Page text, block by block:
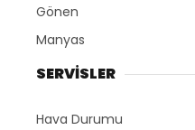
Gönen
Manyas
SERVİSLER
Hava Durumu